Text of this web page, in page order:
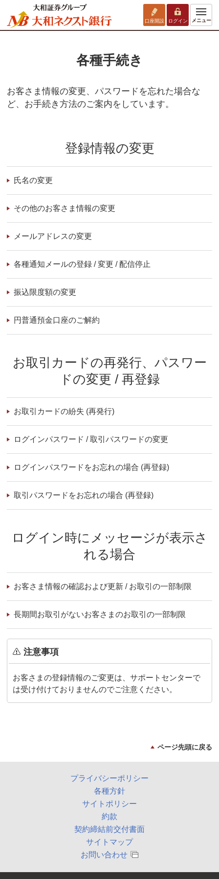
口座開設 ログイン メニュー
各種手続き
お客さま情報の変更、パスワードを忘れた場合な
ど、お手続き方法のご案内をしています。
登録情報の変更
氏名の変更
その他のお客さま情報の変更
メールアドレスの変更
各種通知メールの登録 / 変更 / 配信停止
振込限度額の変更
円普通預金口座のご解約
お取引カードの再発行、パスワー
ドの変更 / 再登録
お取引カードの紛失 (再発行)
ログインパスワード / 取引パスワードの変更
ログインパスワードをお忘れの場合 (再登録)
取引パスワードをお忘れの場合 (再登録)
ログイン時にメッセージが表示さ
れる場合
お客さま情報の確認および更新 / お取引の一部制限
長期間お取引がないお客さまのお取引の一部制限
注意事項
お客さまの登録情報のご変更は、サポートセンターで
は受け付けておりませんのでご注意ください。
ページ先頭に戻る
プライバシーポリシー
各種方針
サイトポリシー
約款
契約締結前交付書面
サイトマップ
お問い合わせ